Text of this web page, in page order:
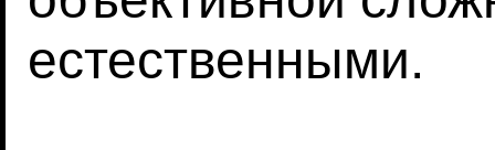
естественными.